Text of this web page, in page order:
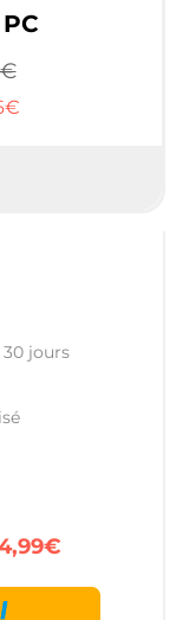
jours